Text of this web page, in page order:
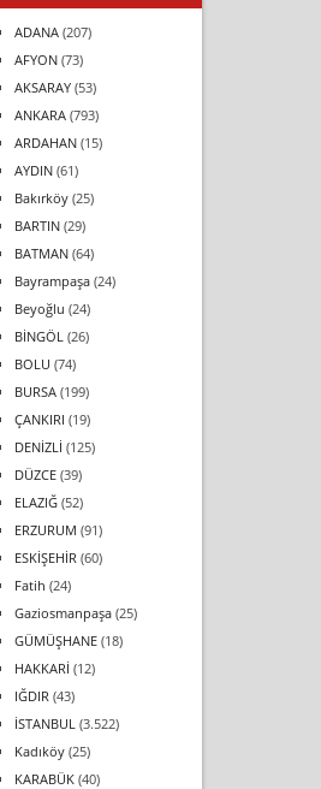
ADANA(207)
AFYON(73)
AKSARAY(53)
ANKARA(793)
ARDAHAN(15)
AYDIN(61)
Bakırköy(25)
BARTIN(29)
BATMAN(64)
Bayrampaşa(24)
Beyoğlu (24)
BİNGÖL (26)
BOLU (74)
BURSA(199)
ÇANKIRI (19)
DENİZLİ (125)
DÜZCE(39)
ELAZIĞ(52)
ERZURUM (91)
ESKİŞEHİR (60)
Fatih (24)
Gaziosmanpaşa(25)
GÜMÜŞHANE(18)
HAKKARİ (12)
IĞDIR (43)
İSTANBUL (3.522)
Kadıköy(25)
KARABÜK(40)